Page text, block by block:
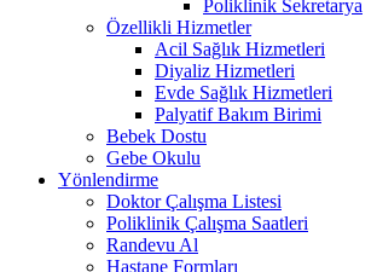
Poliklinik Sekretarya
Özellikli Hizmetler
Acil Sağlık Hizmetleri
Diyaliz Hizmetleri
Evde Sağlık Hizmetleri
Palyatif Bakım Birimi
Bebek Dostu
Gebe Okulu
Yönlendirme
Doktor Çalışma Listesi
Poliklinik Çalışma Saatleri
Randevu Al
Hastane Formları